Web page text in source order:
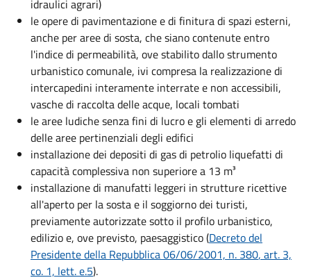
idraulici agrari)
le opere di pavimentazione e di finitura di spazi esterni,
anche per aree di sosta, che siano contenute entro
l'indice di permeabilità, ove stabilito dallo strumento
urbanistico comunale, ivi compresa la realizzazione di
intercapedini interamente interrate e non accessibili,
vasche di raccolta delle acque, locali tombati
le aree ludiche senza fini di lucro e gli elementi di arredo
delle aree pertinenziali degli edifici
installazione dei depositi di gas di petrolio liquefatti di
capacità complessiva non superiore a 13 m³
installazione di manufatti leggeri in strutture ricettive
all'aperto per la sosta e il soggiorno dei turisti,
previamente autorizzate sotto il profilo urbanistico,
edilizio e, ove previsto, paesaggistico (Decreto del
Presidente della Repubblica 06/06/2001, n. 380, art. 3,
co. 1, lett. e.5).